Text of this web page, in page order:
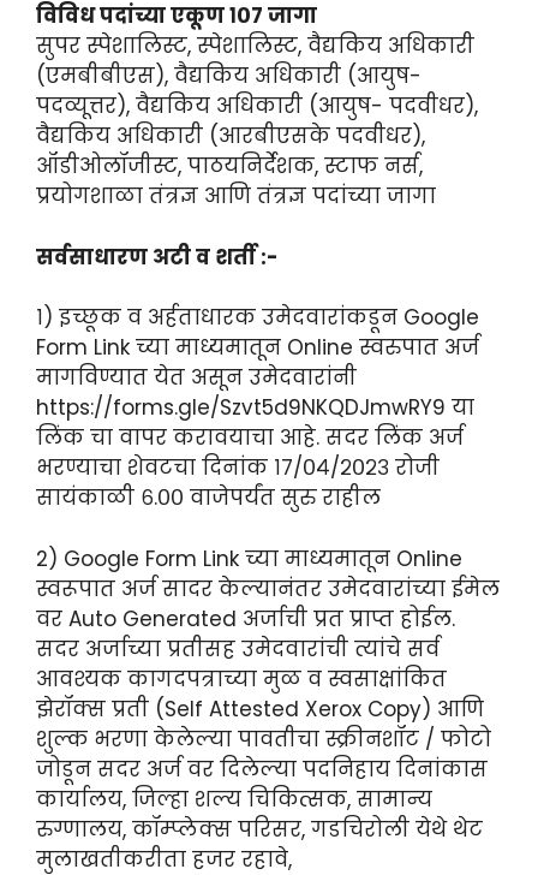
विविध पदांच्या एकूण १०७ जागा
सुपर स्पेशालिस्ट, स्पेशालिस्ट, वैद्यकिय अधिकारी
(एमबीबीएस), वैद्यकिय अधिकारी (आयुष-
पदव्यूत्तर), वैद्यकिय अधिकारी (आयुष- पदवीधर),
वैद्यकिय अधिकारी (आरबीएसके पदवीधर),
ऑडीओलॉजीस्ट, पाठयनिर्देशक, स्टाफ नर्स,
प्रयोगशाळा तंत्रज्ञ आणि तंत्रज्ञ पदांच्या जागा
सर्वसाधारण अटी व शर्ती :-
१) इच्छूक व अर्हताधारक उमेदवारांकडून Google
Form Link च्या माध्यमातून Online स्वरुपात अर्ज
मागविण्यात येत असून उमेदवारांनी
https://forms.gle/Szvt5d9NKQDJmwRY9 या
लिंक चा वापर करावयाचा आहे. सदर लिंक अर्ज
भरण्याचा शेवटचा दिनांक १७/०४/२०२३ रोजी
सायंकाळी ६.०० वाजेपर्यंत सुरु राहील
2) Google Form Link च्या माध्यमातून Online
स्वरूपात अर्ज सादर केल्यानंतर उमेदवारांच्या ईमेल
वर Auto Generated अर्जाची प्रत प्राप्त होईल.
सदर अर्जाच्या प्रतीसह उमेदवारांची त्यांचे सर्व
आवश्यक कागदपत्राच्या मुळ व स्वसाक्षांकित
झेरॉक्स प्रती (Self Attested Xerox Copy) आणि
शुल्क भरणा केलेल्या पावतीचा स्क्रीनशॉट / फोटो
जोडून सदर अर्ज वर दिलेल्या पदनिहाय दिनांकास
कार्यालय, जिल्हा शल्य चिकित्सक, सामान्य
रुग्णालय, कॉम्प्लेक्स परिसर, गडचिरोली येथे थेट
मुलाखतीकरीता हजर रहावे,